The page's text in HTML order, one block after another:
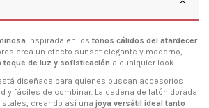
inspirada en los tonos cálidos del atardecer.
crea un efecto sunset elegante y moderno,
toque de luz y sofisticación a cualquier look.
diseñada para quienes buscan accesorios
y fáciles de combinar. La cadena de latón dorada
creando así una joya versátil ideal tanto